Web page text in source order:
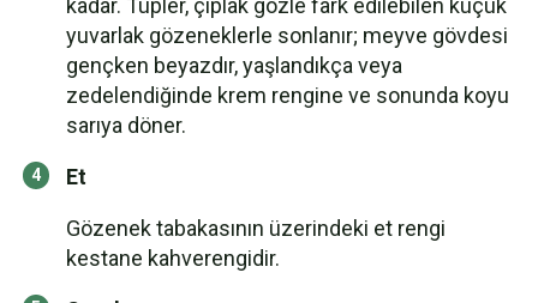
kadar. Tüpler, çıplak gözle fark edilebilen küçük
yuvarlak gözeneklerle sonlanır; meyve gövdesi
gençken beyazdır, yaşlandıkça veya
zedelendiğinde krem rengine ve sonunda koyu
sarıya döner.
Et
Gözenek tabakasının üzerindeki et rengi
kestane kahverengidir.